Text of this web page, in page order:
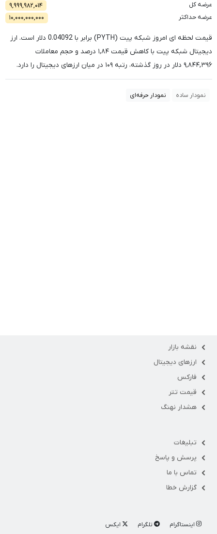
عرضه کل
۹,۹۹۹,۹۸۲,۰۱۴
عرضه حداکثر
۱۰,۰۰۰,۰۰۰,۰۰۰
قیمت لحظه ای امروز شبکه پیت (PYTH) برابر با 0.04092 دلار است. ارز
دیجیتال شبکه پیت با کاهش قیمت۱,۸۴ درصد و حجم معاملات
۹,۸۴۴,۳۹۶ دلار در روز گذشته، رتبه۱۰۹ در میان ارزهای دیجیتال را دارد.
نمودار ساده نمودار حرفه‌ای
نقشه بازار
ارزهای دیجیتال
فارکس
قیمت تتر
هشدار نهنگ
تبلیغات
پرسش و پاسخ
تماس با ما
گزارش خطا
اینستاگرام تلگرام ایکس